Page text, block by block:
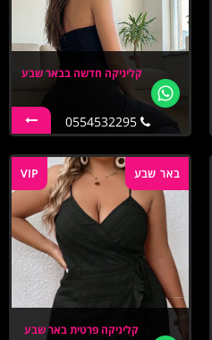
קליניקה חדשה בבאר שבע
0554532295
VIP באר שבע
קליניקה פרטית באר שבע